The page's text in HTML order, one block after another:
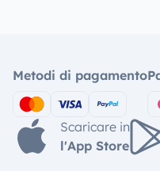
Metodi di pagamento
Scaricare in
l'App Store